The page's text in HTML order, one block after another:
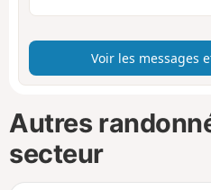
Voir les messages
Autres
secteur